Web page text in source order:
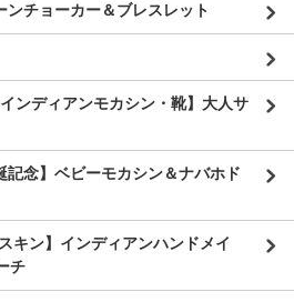
チョーカー＆ブレスレット
ンディアンモカシン・靴】大人サ
記念】ベビーモカシン＆ナバホド
キン】インディアンハンドメイ
チ